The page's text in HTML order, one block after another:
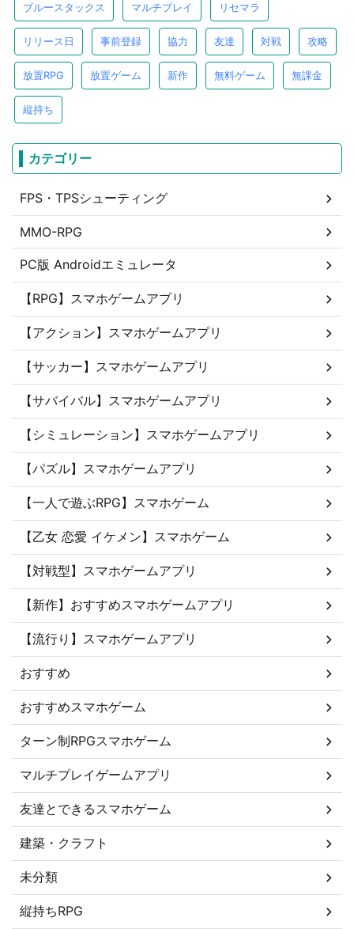
ブルースタックス マルチプレイ リセマラ
リリース日 事前登録 協力 友達 対戦 攻略
放置RPG 放置ゲーム 新作 無料ゲーム 無課金
縦持ち
カテゴリー
FPS・TPSシューティング
MMO-RPG
PC版 Androidエミュレータ
【RPG】スマホゲームアプリ
【アクション】スマホゲームアプリ
【サッカー】スマホゲームアプリ
【サバイバル】スマホゲームアプリ
【シミュレーション】スマホゲームアプリ
【パズル】スマホゲームアプリ
【一人で遊ぶRPG】スマホゲーム
【乙女 恋愛 イケメン】スマホゲーム
【対戦型】スマホゲームアプリ
【新作】おすすめスマホゲームアプリ
【流行り】スマホゲームアプリ
おすすめ
おすすめスマホゲーム
ターン制RPGスマホゲーム
マルチプレイゲームアプリ
友達とできるスマホゲーム
建築・クラフト
未分類
縦持ちRPG